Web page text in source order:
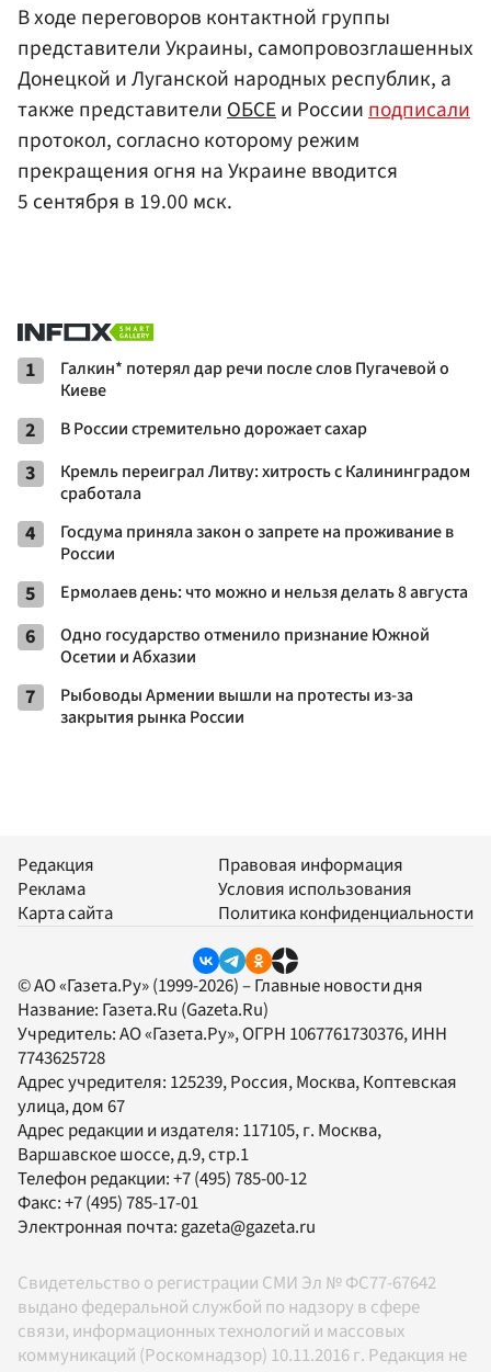
В ходе переговоров контактной группы
представители Украины, самопровозглашенных
Донецкой и Луганской народных республик, а
также представителиОБСЕи Россииподписали
протокол, согласно которому режим
прекращения огня на Украине вводится
5 сентября в 19.00 мск.
1
Галкин* потерял дар речи после слов Пугачевой о
Киеве
2 В России стремительно дорожает сахар
3
Кремль переиграл Литву: хитрость с Калининградом
сработала
4
Госдума приняла закон о запрете на проживание в
России
5 Ермолаев день: что можно и нельзя делать 8 августа
6
Одно государство отменило признание Южной
Осетии и Абхазии
7
Рыбоводы Армении вышли на протесты из-за
закрытия рынка России
Редакция
Реклама
Карта сайта
Правовая информация
Условия использования
Политика конфиденциальности
© АО «Газета.Ру» (1999-2026) – Главные новости дня
Название: Газета.Ru (Gazeta.Ru)
Учредитель:АО «Газета.Ру», ОГРН 1067761730376, ИНН
7743625728
Адрес учредителя: 125239, Россия, Москва, Коптевская
улица, дом 67
Адрес редакции и издателя: 117105, г. Москва,
Варшавское шоссе, д.9, стр.1
Телефон редакции:+7 (495) 785-00-12
Факс:+7 (495) 785-17-01
Электронная почта:gazeta@gazeta.ru
Свидетельство о регистрации СМИ Эл № ФС77-67642
выдано федеральной службой по надзору в сфере
связи, информационных технологий и массовых
коммуникаций (Роскомнадзор) 10.11.2016 г. Редакция не